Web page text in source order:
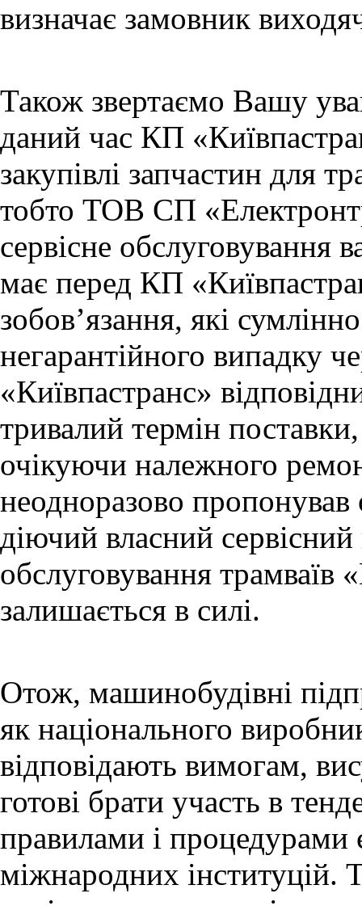
визначає замовник
Також звертаємо Вашу
даний час КП
закупівлі запчастин для
тобто ТОВ СП
сервісне обслуговування
має перед КП
зобов’язання, які
негарантійного випадку
«Київпастранс»
тривалий термін
очікуючи належного
неодноразово пропонував
діючий власний сервісний
обслуговування трамваїв
залишається в силі.
Отож, машинобудівні
як національного
відповідають вимогам,
готові брати участь в
правилами і процедурами
міжнародних інституцій.